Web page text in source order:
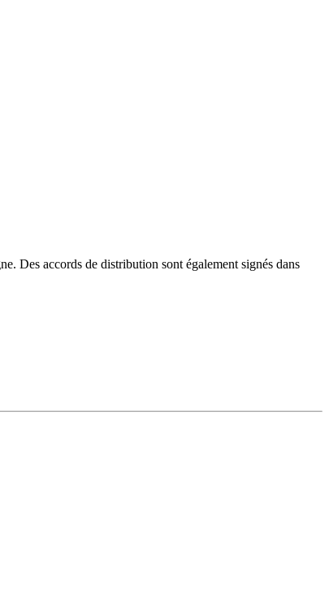
Des accords de distribution sont également signés dans